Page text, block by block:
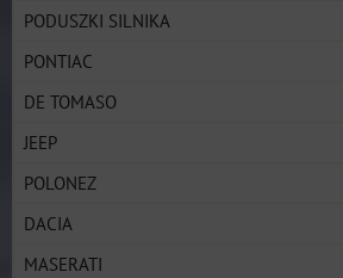
PODUSZKI SILNIKA
PONTIAC
DE TOMASO
JEEP
POLONEZ
DACIA
MASERATI